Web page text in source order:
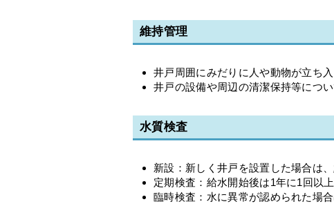
維持管理
井戸周囲にみだりに人や動物が立ち
井戸の設備や周辺の清潔保持等につ
水質検査
新設：新しく井戸を設置した場合は、
定期検査：給水開始後は1年に1回以
臨時検査：水に異常が認められた場